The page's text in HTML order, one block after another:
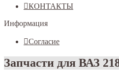
КОНТАКТЫ
Информация
Согласие
Запчасти для ВАЗ